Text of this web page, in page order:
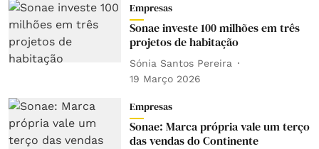
Empresas
Sonae investe 100 milhões em três
projetos de habitação
Sónia Santos Pereira
19 Março 2026
Empresas
Sonae: Marca própria vale um terço
das vendas do Continente